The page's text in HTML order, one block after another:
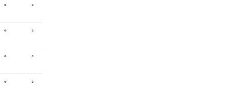
۰ ۰
۰ ۰
۰ ۰
۰ ۰